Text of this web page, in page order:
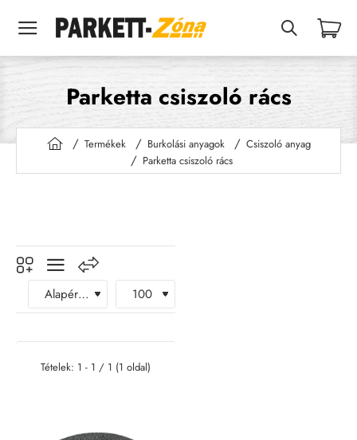
Parketta csiszoló rács
h
Termékek Burkolási anyagok
Csiszoló anyag
Parketta csiszoló rács
Tételek: 1 - 1 / 1 (1 oldal)